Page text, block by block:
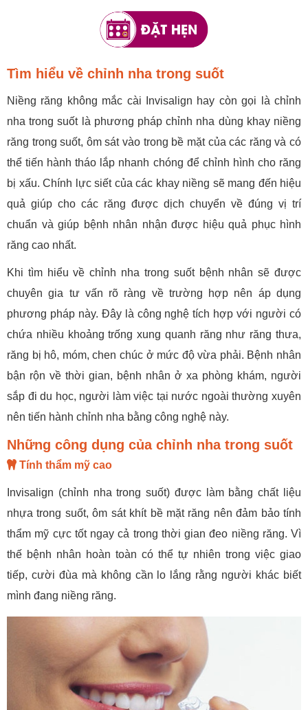
Tìm hiểu về chỉnh nha trong suốt
Niềng răng không mắc cài Invisalign hay còn gọi là chỉnh
nha trong suốt là phương pháp chỉnh nha dùng khay niềng
răng trong suốt, ôm sát vào trong bề mặt của các răng và có
thể tiến hành tháo lắp nhanh chóng để chỉnh hình cho răng
bị xấu. Chính lực siết của các khay niềng sẽ mang đến hiệu
quả giúp cho các răng được dịch chuyển về đúng vị trí
chuẩn và giúp bệnh nhân nhận được hiệu quả phục hình
răng cao nhất.
Khi tìm hiểu về chỉnh nha trong suốt bệnh nhân sẽ được
chuyên gia tư vấn rõ ràng về trường hợp nên áp dụng
phương pháp này. Đây là công nghệ tích hợp với người có
chứa nhiều khoảng trống xung quanh răng như răng thưa,
răng bị hô, móm, chen chúc ở mức độ vừa phải. Bệnh nhân
bận rộn về thời gian, bệnh nhân ở xa phòng khám, người
sắp đi du học, người làm việc tại nước ngoài thường xuyên
nên tiến hành chỉnh nha bằng công nghệ này.
Những công dụng của chỉnh nha trong suốt
Tính thẩm mỹ cao
Invisalign (chỉnh nha trong suốt) được làm bằng chất liệu
nhựa trong suốt, ôm sát khít bề mặt răng nên đảm bảo tính
thẩm mỹ cực tốt ngay cả trong thời gian đeo niềng răng. Vì
thế bệnh nhân hoàn toàn có thể tự nhiên trong việc giao
tiếp, cười đùa mà không cần lo lắng rằng người khác biết
mình đang niềng răng.